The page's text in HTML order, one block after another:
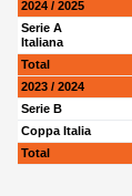
2024 / 2025
Serie A
Italiana
Total
2023 / 2024
Serie B
Coppa Italia
Total